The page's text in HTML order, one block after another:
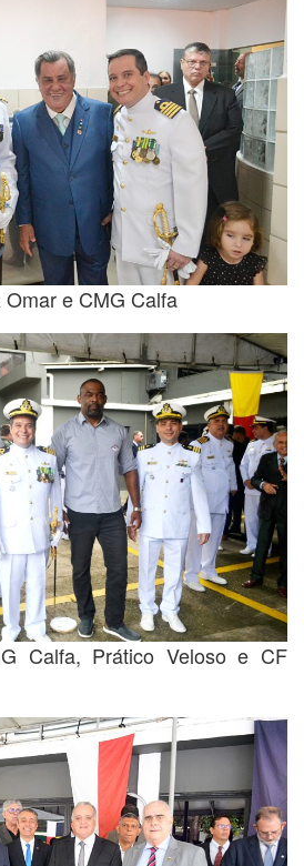
e CMG Calfa
Calfa, Prático Veloso e CF